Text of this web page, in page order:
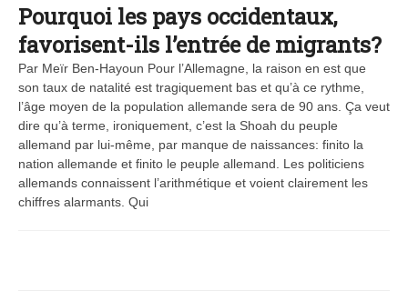
Pourquoi les pays occidentaux,
favorisent-ils l’entrée de migrants?
Par Meïr Ben-Hayoun Pour l’Allemagne, la raison en est que
son taux de natalité est tragiquement bas et qu’à ce rythme,
l’âge moyen de la population allemande sera de 90 ans. Ça veut
dire qu’à terme, ironiquement, c’est la Shoah du peuple
allemand par lui-même, par manque de naissances: finito la
nation allemande et finito le peuple allemand. Les politiciens
allemands connaissent l’arithmétique et voient clairement les
chiffres alarmants. Qui